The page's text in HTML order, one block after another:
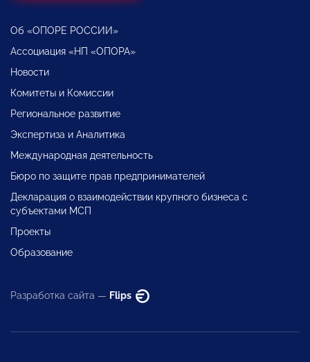
Об «ОПОРЕ РОССИИ»
Ассоциация «НП «ОПОРА»
Новости
Комитеты и Комиссии
Региональное развитие
Экспертиза и Аналитика
Международная деятельность
Бюро по защите прав предпринимателей
Декларация о взаимодействии крупного бизнеса с
субъектами МСП
Проекты
Образование
Разработка сайта — Flips